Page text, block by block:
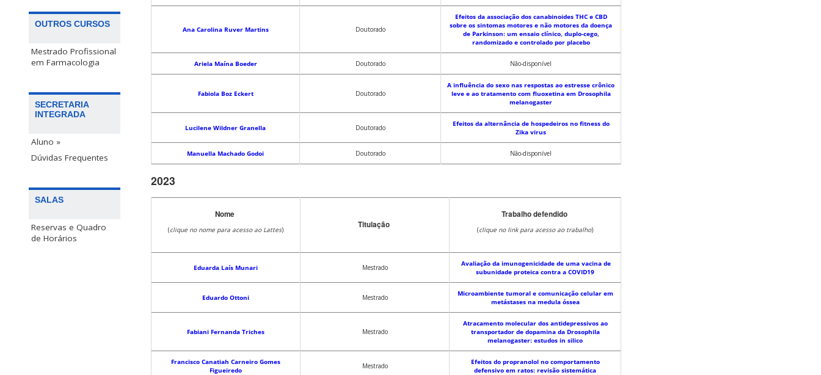
OUTROS CURSOS
Mestrado Profissional
em Farmacologia
SECRETARIA
INTEGRADA
Aluno »
Dúvidas Frequentes
SALAS
Reservas e Quadro
de Horários
Ana Carolina Ruver Martins Doutorado
Efeitos da associação dos canabinoides THC e CBD
sobre os sintomas motores e não motores da doença
de Parkinson: um ensaio clínico, duplo-cego,
randomizado e controlado por placebo
Ariela Maína Boeder Doutorado Não-disponível
Fabiola Boz Eckert Doutorado
A influência do sexo nas respostas ao estresse crônico
leve e ao tratamento com fluoxetina em Drosophila
melanogaster
Lucilene Wildner Granella Doutorado
Efeitos da alternância de hospedeiros no fitness do
Zika virus
Manuella Machado Godoi Doutorado Não-disponível
2023
Nome
(clique no nome para acesso ao Lattes) Titulação
Trabalho defendido
(clique no link para acesso ao trabalho)
Eduarda Laís Munari Mestrado
Avaliação da imunogenicidade de uma vacina de
subunidade proteica contra a COVID19
Eduardo Ottoni Mestrado
Microambiente tumoral e comunicação celular em
metástases na medula óssea
Fabiani Fernanda Triches Mestrado
Atracamento molecular dos antidepressivos ao
transportador de dopamina da Drosophila
melanogaster: estudos in silico
Francisco Canatiah Carneiro Gomes
Figueiredo
Mestrado
Efeitos do propranolol no comportamento
defensivo em ratos: revisão sistemática